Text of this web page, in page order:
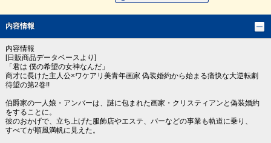
内容情報
内容情報
[日販商品データベースより]
「君は 僕の希望の女神なんだ」
商才に長けた主人公×ワケアリ美青年画家 偽装婚約から始まる痛快な大逆転劇
待望の第2巻!!
伯爵家の一人娘・アンバーは、謎に包まれた画家・クリスティアンと偽装婚約
をすることに。
彼のおかげで、立ち上げた服飾店やエステ、バーなどの事業も軌道に乗り、
すべてが順風満帆に見えた。